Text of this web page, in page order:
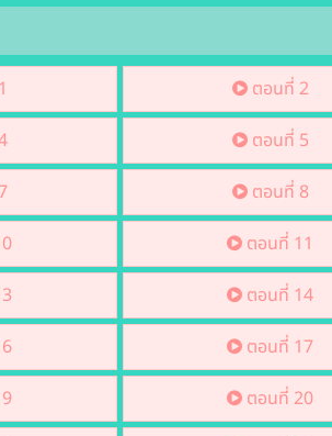
ตอนที่ 2
ตอนที่ 5
ตอนที่ 8
ตอนที่ 11
ตอนที่ 14
ตอนที่ 17
ตอนที่ 20